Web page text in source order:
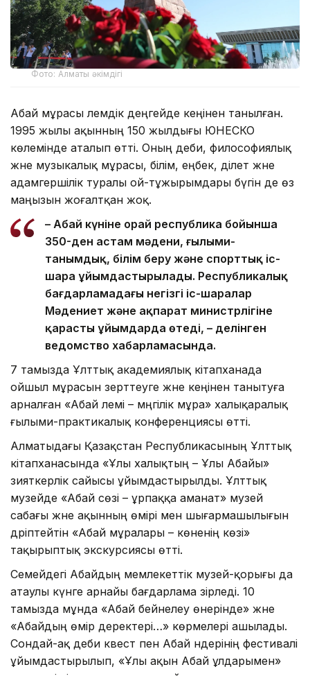
Фото: Алматы әкімдігі
Абай мұрасы әлемдік деңгейде кеңінен танылған.
1995 жылы ақынның 150 жылдығы ЮНЕСКО
көлемінде аталып өтті. Оның әдеби, философиялық
және музыкалық мұрасы, білім, еңбек, әділет және
адамгершілік туралы ой-тұжырымдары бүгін де өз
маңызын жоғалтқан жоқ.
– Абай күніне орай республика бойынша
350-ден астам мәдени, ғылыми-
танымдық, білім беру және спорттық іс-
шара ұйымдастырылады. Республикалық
бағдарламадағы негізгі іс-шаралар
Мәдениет және ақпарат министрлігіне
қарасты ұйымдарда өтеді, – делінген
ведомство хабарламасында.
7 тамызда Ұлттық академиялық кітапханада
ойшыл мұрасын зерттеуге және кеңінен танытуға
арналған «Абай әлемі – мәңгілік мұра» халықаралық
ғылыми-практикалық конференциясы өтті.
Алматыдағы Қазақстан Республикасының Ұлттық
кітапханасында «Ұлы халықтың – Ұлы Абайы»
зияткерлік сайысы ұйымдастырылды. Ұлттық
музейде «Абай сөзі – ұрпаққа аманат» музей
сабағы және ақынның өмірі мен шығармашылығын
дәріптейтін «Абай мұралары – көненің көзі»
тақырыптық экскурсиясы өтті.
Семейдегі Абайдың мемлекеттік музей-қорығы да
атаулы күнге арнайы бағдарлама әзірледі. 10
тамызда мұнда «Абай бейнелеу өнерінде» және
«Абайдың өмір деректері…» көрмелері ашылады.
Сондай-ақ әдеби квест пен Абай әндерінің фестивалі
ұйымдастырылып, «Ұлы ақын Абай ұлдарымен»